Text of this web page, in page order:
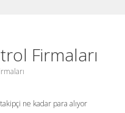
Firmaları
ne kadar para alıyor